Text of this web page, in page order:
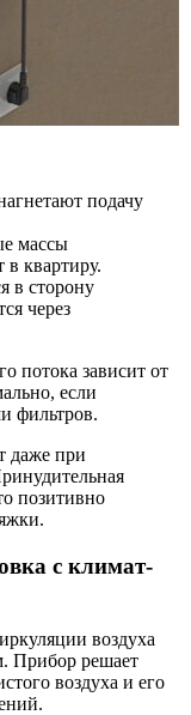
подачу
массы
в квартиру.
в сторону
через
потока зависит от
если
фильтров.
даже при
позитивно
с климат-
воздуха
Прибор решает
воздуха и его